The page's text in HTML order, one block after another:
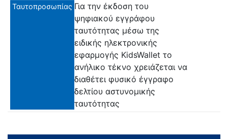
Ταυτοπροσωπίας Για την έκδοση του
ψηφιακού εγγράφου
ταυτότητας μέσω της
ειδικής ηλεκτρονικής
εφαρμογής ΚidsWallet το
ανήλικο τέκνο χρειάζεται να
διαθέτει φυσικό έγγραφο
δελτίου αστυνομικής
ταυτότητας